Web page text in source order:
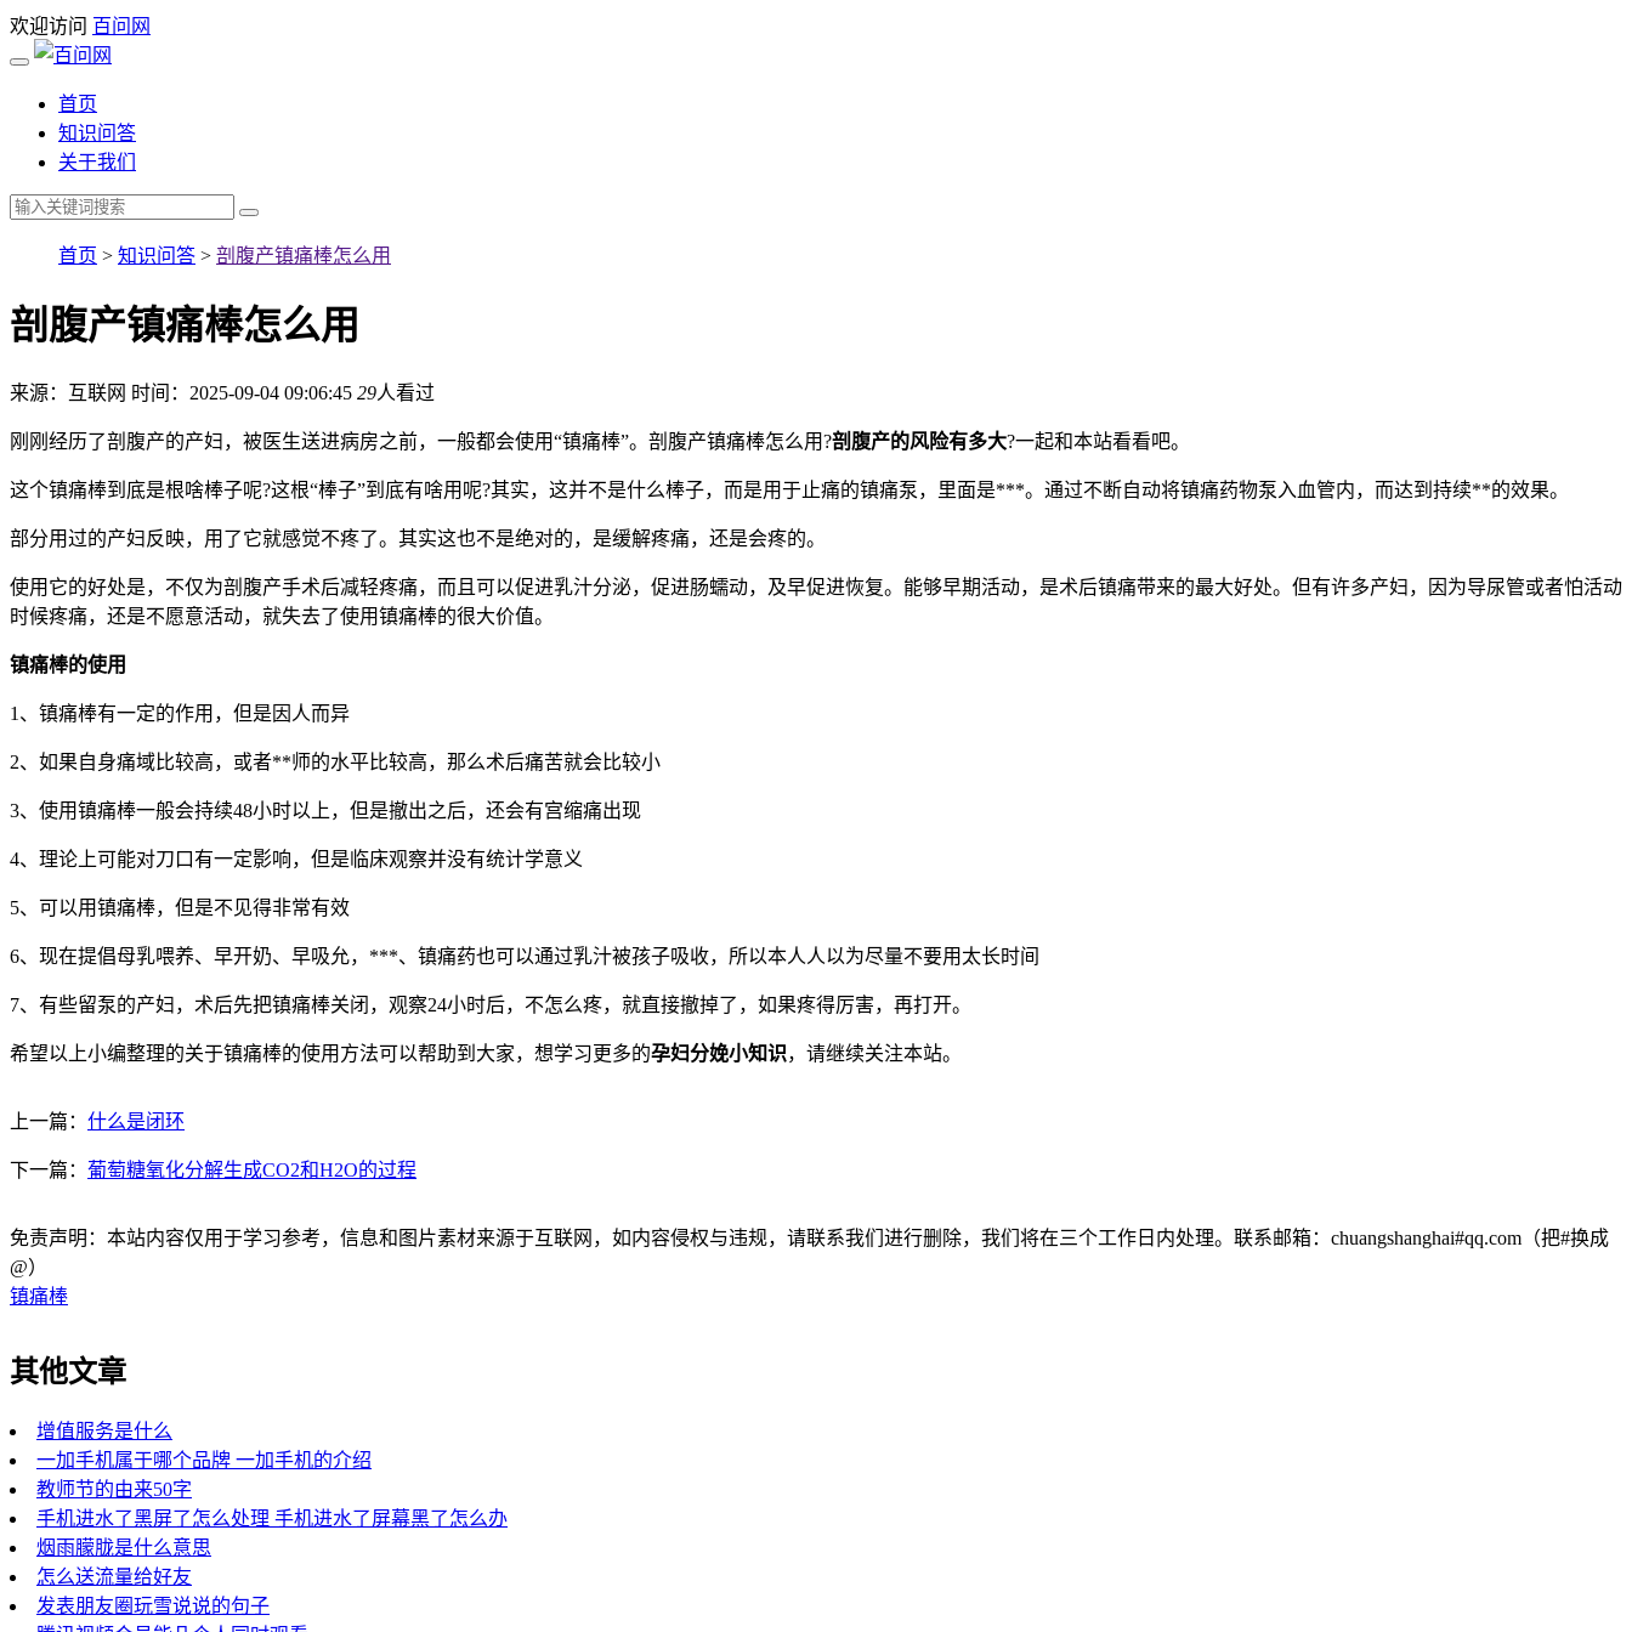
欢迎访问 百问网
首页
知识问答
关于我们
首页 > 知识问答 > 剖腹产镇痛棒怎么用
剖腹产镇痛棒怎么用
来源：互联网 时间：2025-09-04 09:06:45 29人看过
刚刚经历了剖腹产的产妇，被医生送进病房之前，一般都会使用“镇痛棒”。剖腹产镇痛棒怎么用?剖腹产的风险有多大?一起和本站看看吧。
这个镇痛棒到底是根啥棒子呢?这根“棒子”到底有啥用呢?其实，这并不是什么棒子，而是用于止痛的镇痛泵，里面是***。通过不断自动将镇痛药物泵入血管内，而达到持续**的效果。
部分用过的产妇反映，用了它就感觉不疼了。其实这也不是绝对的，是缓解疼痛，还是会疼的。
使用它的好处是，不仅为剖腹产手术后减轻疼痛，而且可以促进乳汁分泌，促进肠蠕动，及早促进恢复。能够早期活动，是术后镇痛带来的最大好处。但有许多产妇，因为导尿管或者怕活动
时候疼痛，还是不愿意活动，就失去了使用镇痛棒的很大价值。
镇痛棒的使用
1、镇痛棒有一定的作用，但是因人而异
2、如果自身痛域比较高，或者**师的水平比较高，那么术后痛苦就会比较小
3、使用镇痛棒一般会持续48小时以上，但是撤出之后，还会有宫缩痛出现
4、理论上可能对刀口有一定影响，但是临床观察并没有统计学意义
5、可以用镇痛棒，但是不见得非常有效
6、现在提倡母乳喂养、早开奶、早吸允，***、镇痛药也可以通过乳汁被孩子吸收，所以本人人以为尽量不要用太长时间
7、有些留泵的产妇，术后先把镇痛棒关闭，观察24小时后，不怎么疼，就直接撤掉了，如果疼得厉害，再打开。
希望以上小编整理的关于镇痛棒的使用方法可以帮助到大家，想学习更多的孕妇分娩小知识，请继续关注本站。
上一篇： 什么是闭环
下一篇： 葡萄糖氧化分解生成CO2和H2O的过程
免责声明：本站内容仅用于学习参考，信息和图片素材来源于互联网，如内容侵权与违规，请联系我们进行删除，我们将在三个工作日内处理。联系邮箱：chuangshanghai#qq.com（把#换成
@）
镇痛棒
其他文章
增值服务是什么
一加手机属于哪个品牌 一加手机的介绍
教师节的由来50字
手机进水了黑屏了怎么处理 手机进水了屏幕黑了怎么办
烟雨朦胧是什么意思
怎么送流量给好友
发表朋友圈玩雪说说的句子